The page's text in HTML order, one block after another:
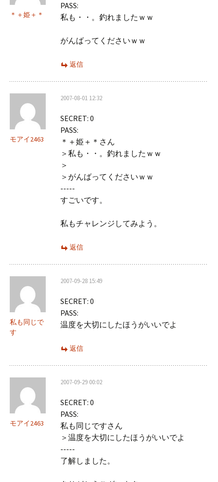
＊＋姫＋＊
PASS:
私も・・。釣れましたｗｗ
がんばってくださいｗｗ
返信
モアイ2463
2007-08-01 12:32
SECRET: 0
PASS:
＊＋姫＋＊さん
＞私も・・。釣れましたｗｗ
＞
＞がんばってくださいｗｗ
-----
すごいです。
私もチャレンジしてみよう。
返信
私も同じで
す
2007-09-28 15:49
SECRET: 0
PASS:
温度を大切にしたほうがいいでよ
返信
モアイ2463
2007-09-29 00:02
SECRET: 0
PASS:
私も同じですさん
＞温度を大切にしたほうがいいでよ
-----
了解しました。